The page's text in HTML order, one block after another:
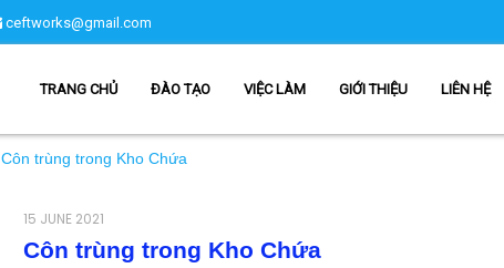
ceftworks@gmail.com
TRANG CHỦ ĐÀO TẠO VIỆC LÀM GIỚI THIỆU LIÊN HỆ
Côn trùng trong Kho Chứa
15 JUNE 2021
Côn trùng trong Kho Chứa